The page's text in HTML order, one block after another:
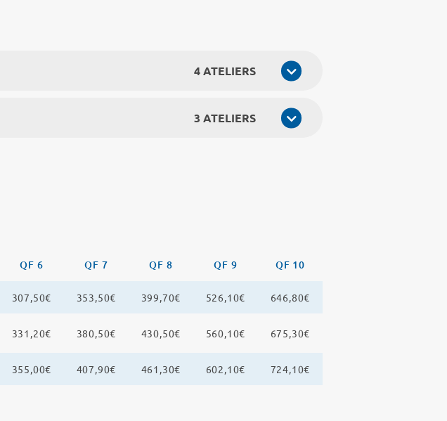
4 ATELIERS
3 ATELIERS
QF 6 QF 7 QF 8 QF 9 QF 10
307,50€ 353,50€ 399,70€ 526,10€ 646,80€
331,20€ 380,50€ 430,50€ 560,10€ 675,30€
355,00€ 407,90€ 461,30€ 602,10€ 724,10€